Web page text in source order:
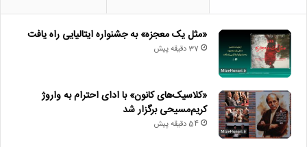
«مثل یک معجزه» به جشنواره ایتالیایی راه یافت
37 دقیقه پیش
«کلاسیک‌های کانون» با ادای احترام به واروژ
کریم‌مسیحی برگزار شد
54 دقیقه پیش